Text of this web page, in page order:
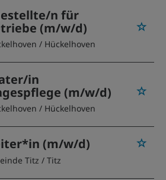
n für
(m/w/d)
/ Hückelhoven
in
(m/w/d)
/ Hückelhoven
(m/w/d)
Titz / Titz